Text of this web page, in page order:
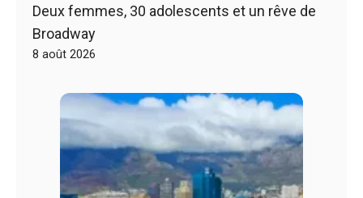
Deux femmes, 30 adolescents et un rêve de
Broadway
8 août 2026